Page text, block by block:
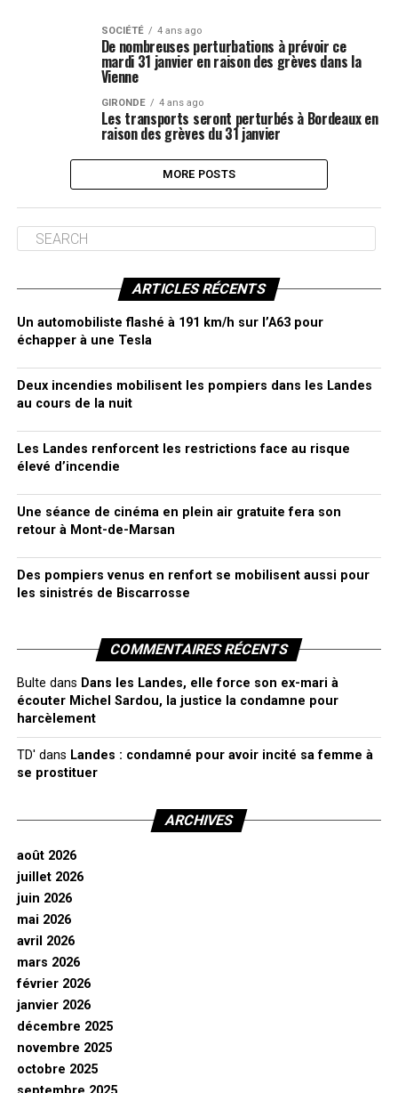
SOCIÉTÉ 4 ans ago
De nombreuses perturbations à prévoir ce
mardi 31 janvier en raison des grèves dans la
Vienne
GIRONDE 4 ans ago
Les transports seront perturbés à Bordeaux en
raison des grèves du 31 janvier
MORE POSTS
ARTICLES RÉCENTS
Un automobiliste flashé à 191 km/h sur l’A63 pour
échapper à une Tesla
Deux incendies mobilisent les pompiers dans les Landes
au cours de la nuit
Les Landes renforcent les restrictions face au risque
élevé d’incendie
Une séance de cinéma en plein air gratuite fera son
retour à Mont-de-Marsan
Des pompiers venus en renfort se mobilisent aussi pour
les sinistrés de Biscarrosse
COMMENTAIRES RÉCENTS
Bulte dans Dans les Landes, elle force son ex-mari à
écouter Michel Sardou, la justice la condamne pour
harcèlement
TD' dans Landes : condamné pour avoir incité sa femme à
se prostituer
ARCHIVES
août 2026
juillet 2026
juin 2026
mai 2026
avril 2026
mars 2026
février 2026
janvier 2026
décembre 2025
novembre 2025
octobre 2025